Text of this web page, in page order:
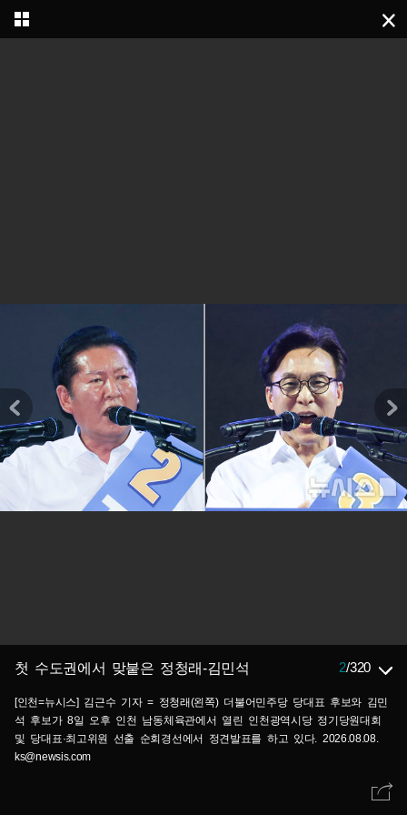
첫 수도권에서 맞붙은 정청래-김민석 2/320
[인천=뉴시스] 김근수 기자 = 정청래(왼쪽) 더불어민주당 당대표 후보와 김민
석 후보가 8일 오후 인천 남동체육관에서 열린 인천광역시당 정기당원대회
및 당대표·최고위원 선출 순회경선에서 정견발표를 하고 있다. 2026.08.08.
ks@newsis.com